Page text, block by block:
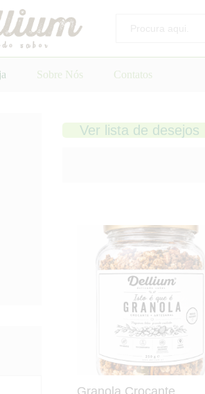
Sobre Nós Contatos
Ver lista de desejos
Granola Crocante